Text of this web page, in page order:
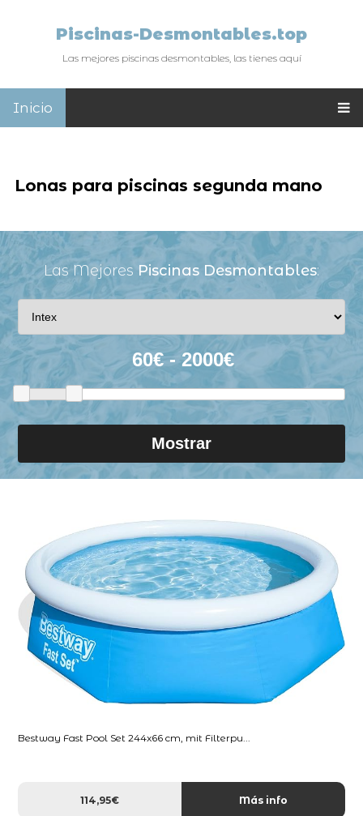
Piscinas-Desmontables.top
Las mejores piscinas desmontables, las tienes aquí
Inicio
Lonas para piscinas segunda mano
Las Mejores Piscinas Desmontables:
Mostrar
Bestway Fast Pool Set 244x66 cm, mit Filterpu...
114,95€ Más info